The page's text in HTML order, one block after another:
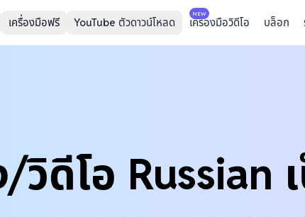
เครื่องมือฟรี YouTube ตัวดาวน์โหลด
NEW
เครื่องมือวิดีโอ บล็อก
วิดีโอ Russian